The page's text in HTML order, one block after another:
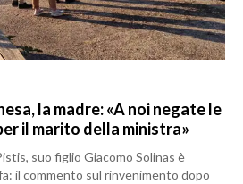
la madre: «A noi negate le
il marito della ministra»
suo figlio Giacomo Solinas è
il commento sul rinvenimento dopo